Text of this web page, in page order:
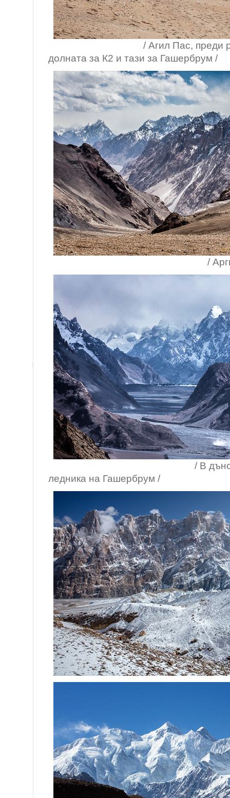
/ Агил Пас, преди
долната за К2 и тази за Гашербрум /
/ Аргил Пас
/ В дъното
ледника на Гашербрум /